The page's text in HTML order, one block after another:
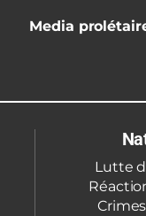
Media
Lutte